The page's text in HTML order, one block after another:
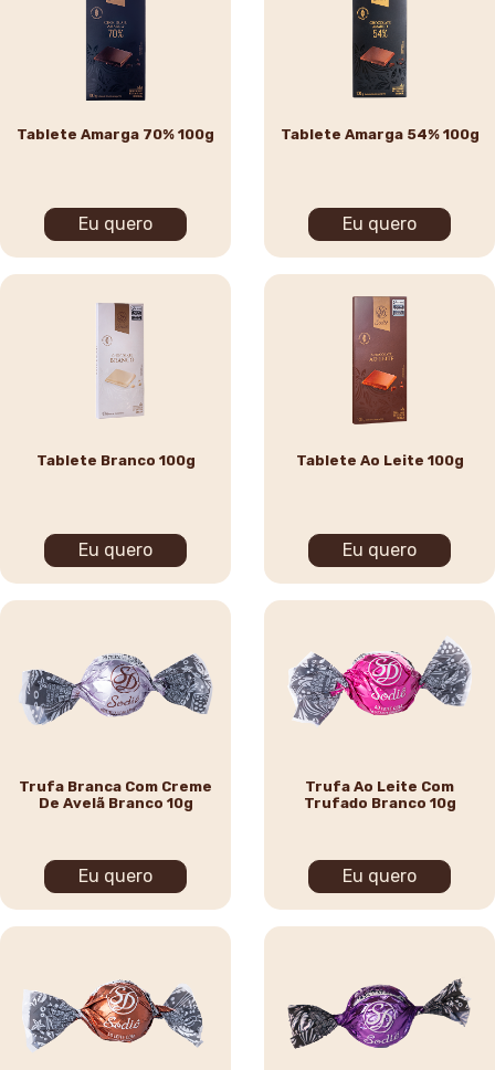
Tablete Amarga 70% 100g
Eu quero
Tablete Amarga 54% 100g
Eu quero
Tablete Branco 100g
Eu quero
Tablete Ao Leite 100g
Eu quero
Trufa Branca Com Creme
De Avelã Branco 10g
Eu quero
Trufa Ao Leite Com
Trufado Branco 10g
Eu quero